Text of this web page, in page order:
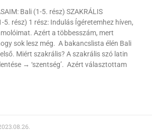
Bali (1-5. rész) SZAKRÁLIS
5. rész) 1 rész: Indulás Ígéretemhez híven,
Azért a többesszám, mert
sok lesz még. A bakancslista élén Bali
Miért szakrális? A szakrális szó latin
→ ‘szentség’. Azért választottam